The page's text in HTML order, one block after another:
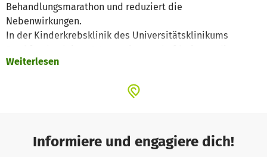
Behandlungsmarathon und reduziert die
Nebenwirkungen.
In der Kinderkrebsklinik des Universitätsklinikums
jungen Patienten mit einer entwicklungsspezifischen,
Behandlung. Die Kosten für das laufende Projekt sowie
krebskranke Kinder Frankfurt e. V."
Die Sporttherapie wird von den Krankenkassen (noch)
Weiterlesen
Informiere und engagiere dich!